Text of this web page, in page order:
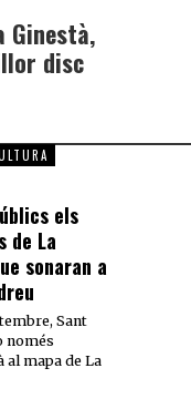
Ginestà,
disc
els
de La
sonaran a
Sant
només
al mapa de La